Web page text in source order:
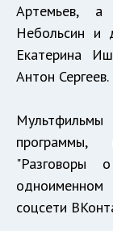
Артемьев, а
Небольсин и
Екатерина
Антон Сергеев.
программы,
"Разговоры
одноименном
соцсети